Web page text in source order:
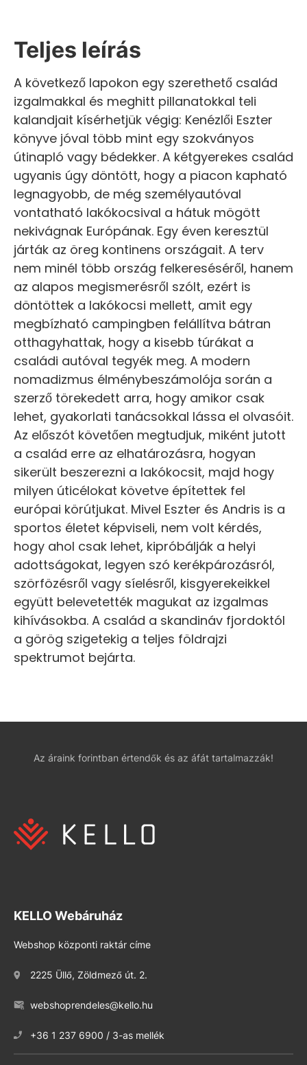
Teljes leírás
A következő lapokon egy szerethető család
izgalmakkal és meghitt pillanatokkal teli
kalandjait kísérhetjük végig: Kenézlői Eszter
könyve jóval több mint egy szokványos
útinapló vagy bédekker. A kétgyerekes család
ugyanis úgy döntött, hogy a piacon kapható
legnagyobb, de még személyautóval
vontatható lakókocsival a hátuk mögött
nekivágnak Európának. Egy éven keresztül
járták az öreg kontinens országait. A terv
nem minél több ország felkereséséről, hanem
az alapos megismerésről szólt, ezért is
döntöttek a lakókocsi mellett, amit egy
megbízható campingben felállítva bátran
otthagyhattak, hogy a kisebb túrákat a
családi autóval tegyék meg. A modern
nomadizmus élménybeszámolója során a
szerző törekedett arra, hogy amikor csak
lehet, gyakorlati tanácsokkal lássa el olvasóit.
Az előszót követően megtudjuk, miként jutott
a család erre az elhatározásra, hogyan
sikerült beszerezni a lakókocsit, majd hogy
milyen úticélokat követve építettek fel
európai körútjukat. Mivel Eszter és Andris is a
sportos életet képviseli, nem volt kérdés,
hogy ahol csak lehet, kipróbálják a helyi
adottságokat, legyen szó kerékpározásról,
szörfözésről vagy síelésről, kisgyerekeikkel
együtt belevetették magukat az izgalmas
kihívásokba. A család a skandináv fjordoktól
a görög szigetekig a teljes földrajzi
spektrumot bejárta.
Az áraink forintban értendők és az áfát tartalmazzák!
KELLO Webáruház
Webshop központi raktár címe
2225 Üllő, Zöldmező út. 2.
webshoprendeles@kello.hu
+36 1 237 6900 / 3-as mellék